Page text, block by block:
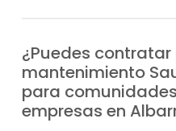
profesionales
incidencia, alargas
sistema, reduces el
garantizas la
¿Puedes
mantenimiento
para
empresas en